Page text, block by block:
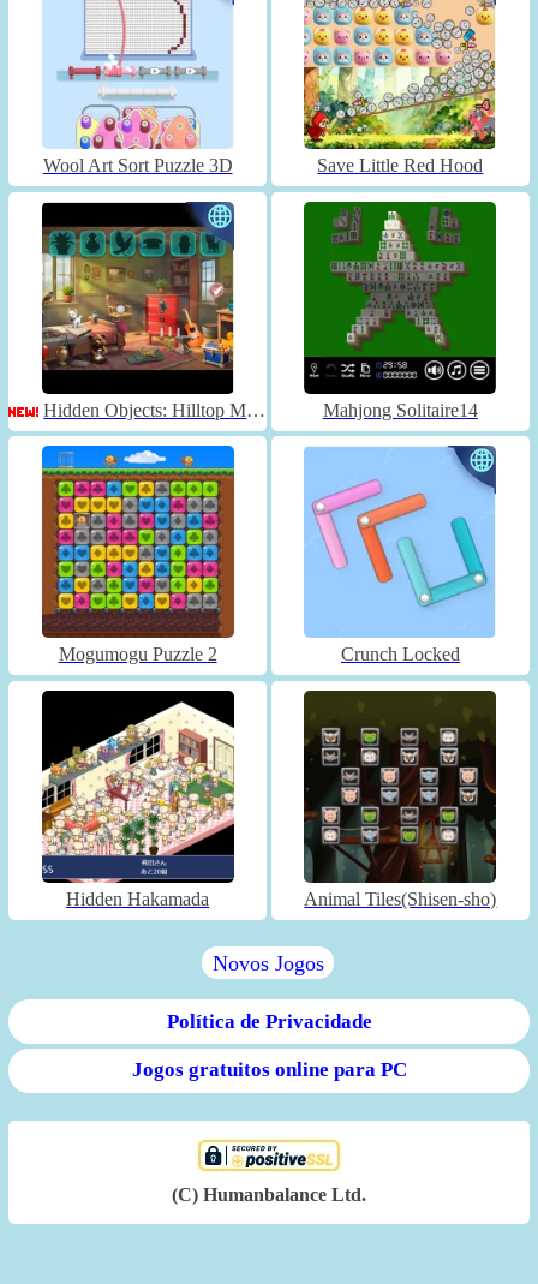
Wool Art Sort Puzzle 3D Save Little Red Hood
Hidden Objects: Hilltop Manor Mahjong Solitaire14
Mogumogu Puzzle 2 Crunch Locked
Hidden Hakamada Animal Tiles(Shisen-sho)
Novos Jogos
Política de Privacidade
Jogos gratuitos online para PC
(C) Humanbalance Ltd.